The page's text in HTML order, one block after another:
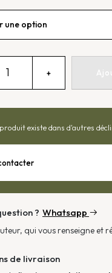
+
existe dans d'autres
? Whatsapp
qui vous renseigne et
de livraison